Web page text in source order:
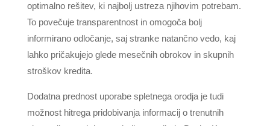
optimalno rešitev, ki najbolj ustreza njihovim potrebam.
To povečuje transparentnost in omogoča bolj
informirano odločanje, saj stranke natančno vedo, kaj
lahko pričakujejo glede mesečnih obrokov in skupnih
stroškov kredita.
Dodatna prednost uporabe spletnega orodja je tudi
možnost hitrega pridobivanja informacij o trenutnih